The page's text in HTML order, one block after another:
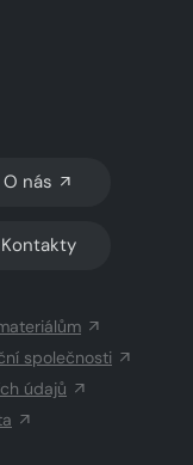
TMAVÝ REŽIM
O nás
Kontakty
společnosti
údajů